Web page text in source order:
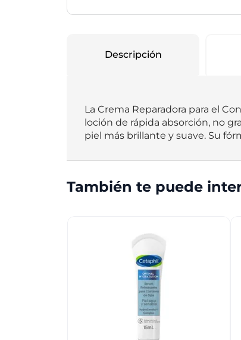
Descripción
La Crema Reparadora para el
loción de rápida absorción, no
piel más brillante y suave. Su
También te puede